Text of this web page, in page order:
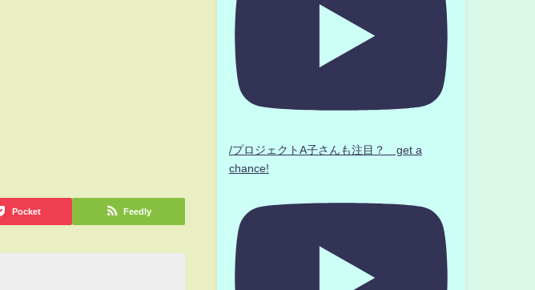
Pocket Feedly
/プロジェクトA子さんも注目？ get a
chance!